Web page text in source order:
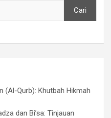
Cari
(Al-Qurb): Khutbah Hikmah
dan Bi’sa: Tinjauan